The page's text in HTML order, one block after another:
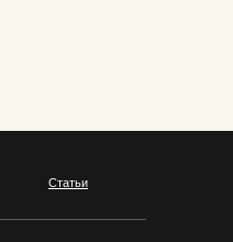
Статьи